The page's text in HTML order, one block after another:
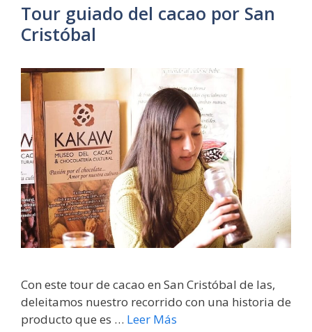
Tour guiado del cacao por San
Cristóbal
Con este tour de cacao en San Cristóbal de las,
deleitamos nuestro recorrido con una historia de
producto que es … Leer Más